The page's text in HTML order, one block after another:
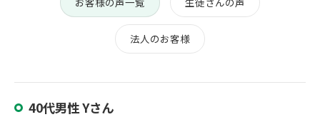
法人のお客様
40代男性 Yさん